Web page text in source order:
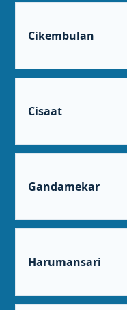
Cikembulan
Cisaat
Gandamekar
Harumansari